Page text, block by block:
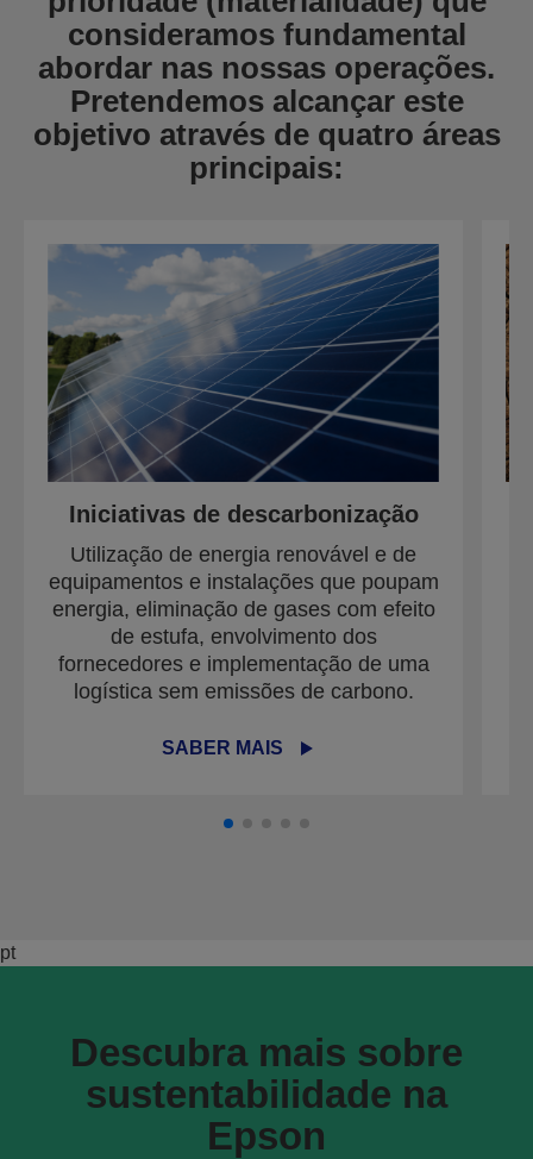
consideramos fundamental
abordar nas nossas operações.
Pretendemos alcançar este
objetivo através de quatro áreas
principais:
Iniciativas de descarbonização
Utilização de energia renovável e de
equipamentos e instalações que poupam
energia, eliminação de gases com efeito
de estufa, envolvimento dos
fornecedores e implementação de uma
logística sem emissões de carbono.
SABER MAIS
pt
Descubra mais sobre
sustentabilidade na
Epson